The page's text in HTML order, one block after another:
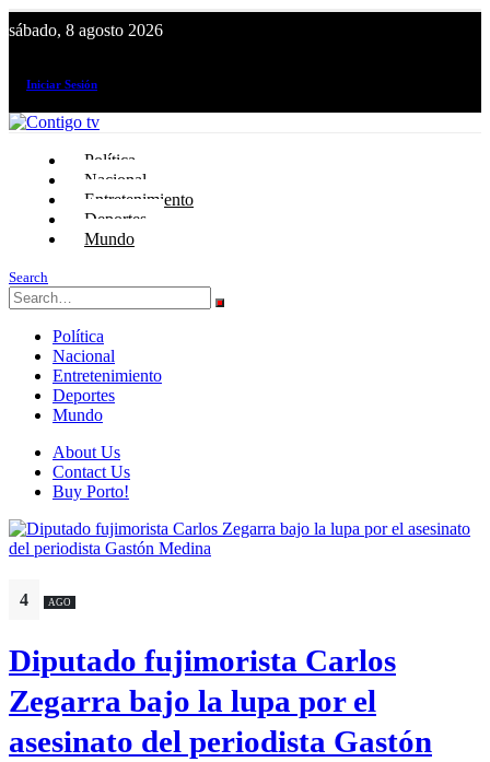
sábado, 8 agosto 2026
Iniciar Sesión
Política
Nacional
Entretenimiento
Deportes
Mundo
Search
Política
Nacional
Entretenimiento
Deportes
Mundo
About Us
Contact Us
Buy Porto!
4 AGO
Diputado fujimorista Carlos
Zegarra bajo la lupa por el
asesinato del periodista Gastón